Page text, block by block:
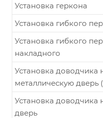
Установка геркона
Установка гибкого
Установка гибкого
накладного
Установка доводчика
металлическую дверь
Установка доводчика
дверь